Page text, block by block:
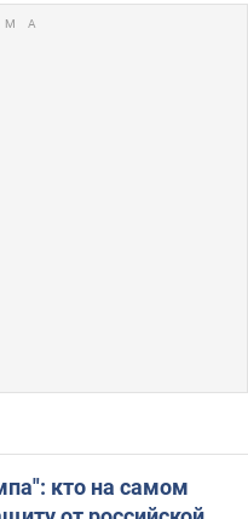
кто на самом